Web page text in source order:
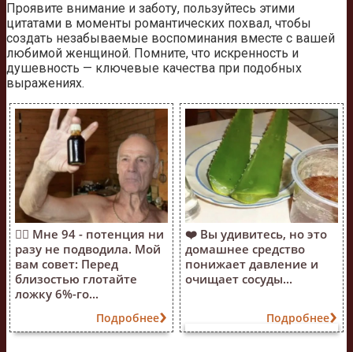
Проявите внимание и заботу, пользуйтесь этими
цитатами в моменты романтических похвал, чтобы
создать незабываемые воспоминания вместе с вашей
любимой женщиной. Помните, что искренность и
душевность — ключевые качества при подобных
выражениях.
❤️‍🔥 Мне 94 - потенция ни
разу не подводила. Мой
вам совет: Перед
близостью глотайте
ложку 6%-го...
Подробнее
❤️ Вы удивитесь, но это
домашнее средство
понижает давление и
очищает сосуды...
Подробнее